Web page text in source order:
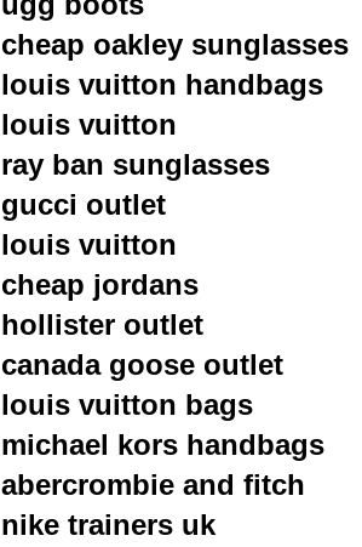
cheap oakley sunglasses
louis vuitton handbags
louis vuitton
ray ban sunglasses
gucci outlet
louis vuitton
cheap jordans
hollister outlet
canada goose outlet
louis vuitton bags
michael kors handbags
abercrombie and fitch
nike trainers uk